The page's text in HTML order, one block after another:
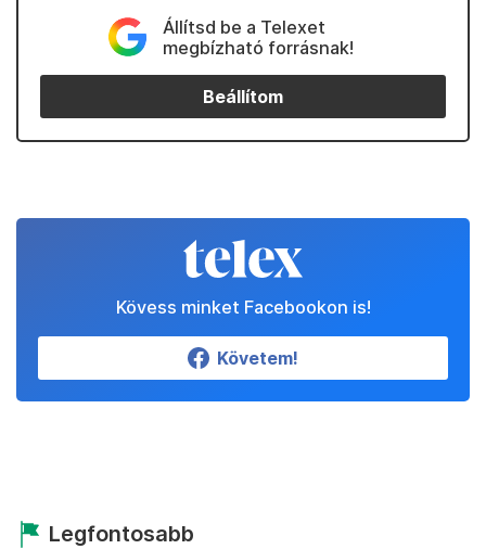
Állítsd be a Telexet
megbízható forrásnak!
Beállítom
Kövess minket Facebookon is!
Követem!
Legfontosabb